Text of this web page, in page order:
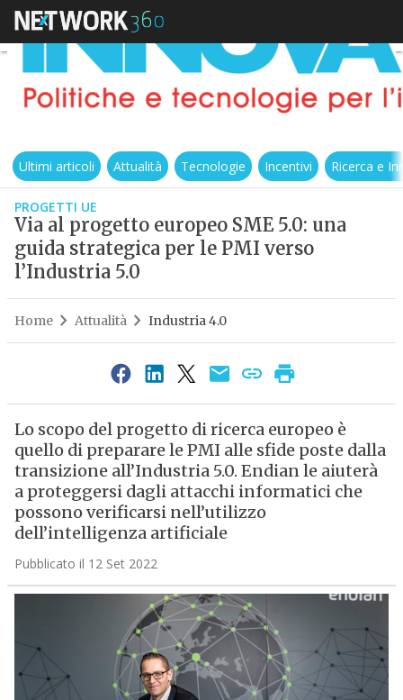
Ultimi articoli Attualità Tecnologie Incentivi Ricerca e
PROGETTI UE
Via al progetto europeo SME 5.0: una
guida strategica per le PMI verso
l’Industria 5.0
Home Attualità Industria 4.0
Lo scopo del progetto di ricerca europeo è
quello di preparare le PMI alle sfide poste dalla
transizione all’Industria 5.0. Endian le aiuterà
a proteggersi dagli attacchi informatici che
possono verificarsi nell’utilizzo
dell’intelligenza artificiale
Pubblicato il 12 Set 2022